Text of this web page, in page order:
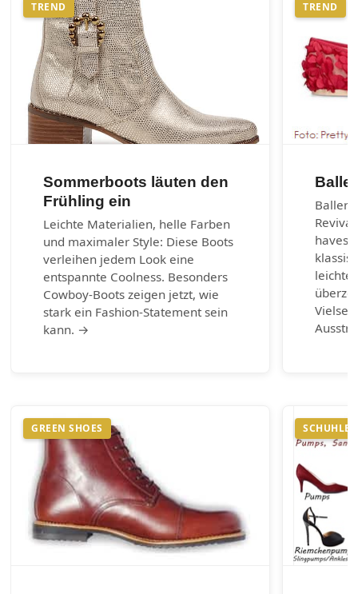
TREND
Sommerboots läuten den
Frühling ein
Leichte Materialien, helle Farben
und maximaler Style: Diese Boots
verleihen jedem Look eine
entspannte Coolness. Besonders
Cowboy-Boots zeigen jetzt, wie
stark ein Fashion-Statement sein
kann. →
TREND
haves
GREEN SHOES